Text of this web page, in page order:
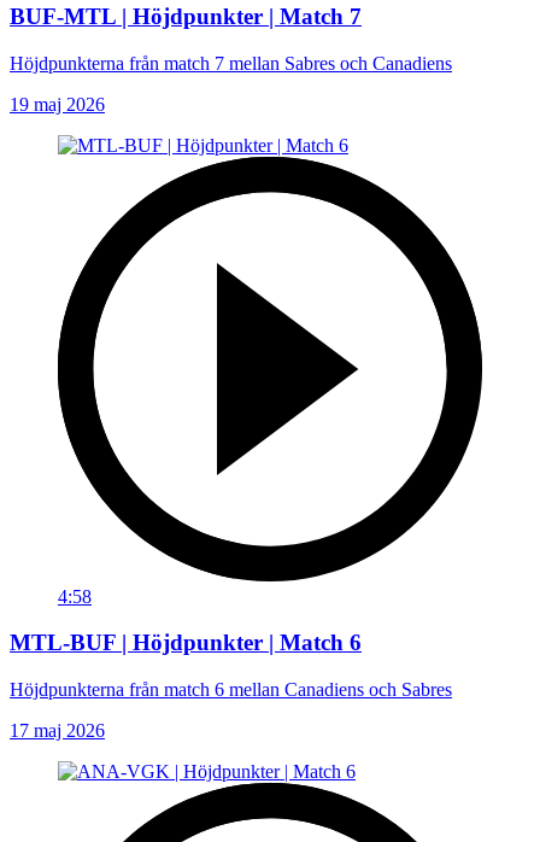
BUF-MTL | Höjdpunkter | Match 7
Höjdpunkterna från match 7 mellan Sabres och Canadiens
19 maj 2026
4:58
MTL-BUF | Höjdpunkter | Match 6
Höjdpunkterna från match 6 mellan Canadiens och Sabres
17 maj 2026